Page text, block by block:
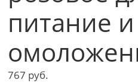
питание и
767 руб.